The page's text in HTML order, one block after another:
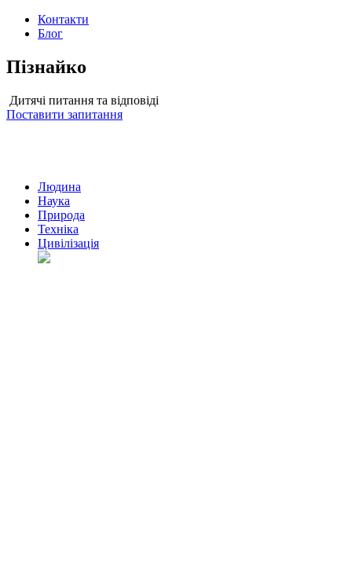
Контакти
Блог
Пізнайко
Дитячі питання та відповіді
Поставити запитання
Людина
Наука
Природа
Техніка
Цивілізація